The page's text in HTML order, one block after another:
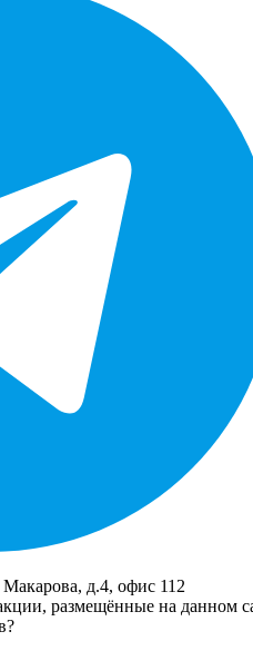
д.4, офис 112
размещённые на данном